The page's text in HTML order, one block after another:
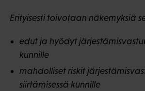
Erityisesti toivotaan näkemyksiä
edut ja hyödyt
kunnille
mahdolliset riskit
siirtämisessä kunnille